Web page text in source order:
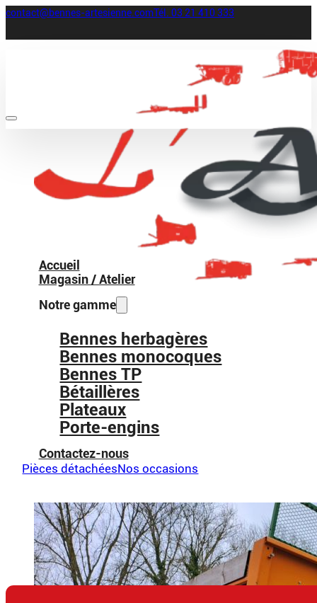
contact@bennes-artesienne.comTél. 03 21 410 333
Accueil
Magasin / Atelier
Notre gamme
Bennes herbagères
Bennes monocoques
Bennes TP
Bétaillères
Plateaux
Porte-engins
Contactez-nous
Pièces détachéesNos occasions